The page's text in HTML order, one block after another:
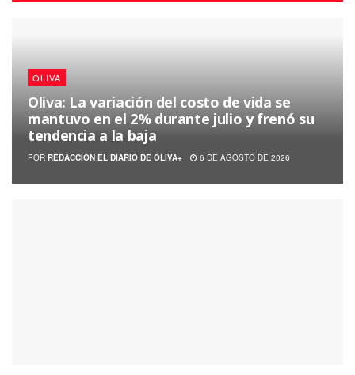
OLIVA
Oliva: La variación del costo de vida se
mantuvo en el 2% durante julio y frenó su
tendencia a la baja
POR REDACCIÓN EL DIARIO DE OLIVA+ 6 DE AGOSTO DE 2026